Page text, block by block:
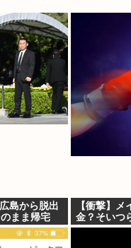
島から脱出
まま帰宅
【衝撃】
金？そいつ
か・・・・